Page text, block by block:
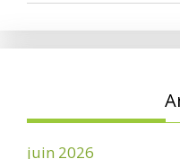
juin 2026